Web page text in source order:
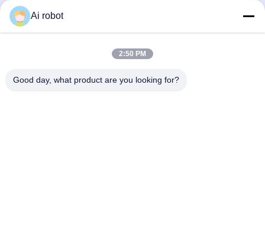
VIVI DENTAI
Ai robot
2:50 PM
Good day, what product are you looking for?